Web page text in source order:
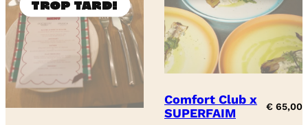
Comfort Club x
SUPERFAIM
€ 65,00